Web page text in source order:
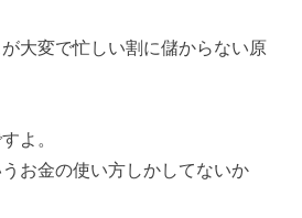
大変で忙しい割に儲からない原
よ。
お金の使い方しかしてないか